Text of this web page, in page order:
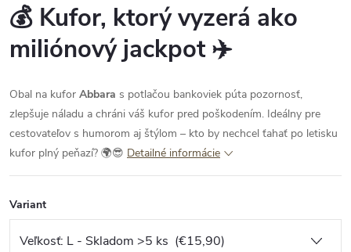
💰 Kufor, ktorý vyzerá ako
miliónový jackpot ✈️
Obal na kufor Abbara s potlačou bankoviek púta pozornosť,
zlepšuje náladu a chráni váš kufor pred poškodením. Ideálny pre
cestovateľov s humorom aj štýlom – kto by nechcel ťahať po letisku
kufor plný peňazí? 🌍😎 Detailné informácie
Variant